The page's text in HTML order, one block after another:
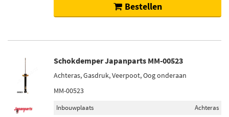
Bestellen
Schokdemper Japanparts MM-00523
Achteras, Gasdruk, Veerpoot, Oog onderaan
MM-00523
Inbouwplaats
Achteras